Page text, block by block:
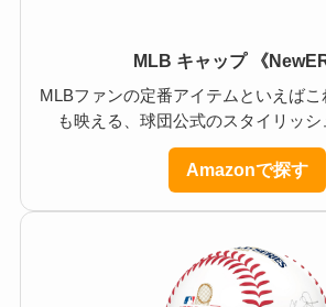
MLB キャップ 《
MLBファンの定番アイテムといえば
も映える、球団公式のスタイリッシ
Amazonで探す